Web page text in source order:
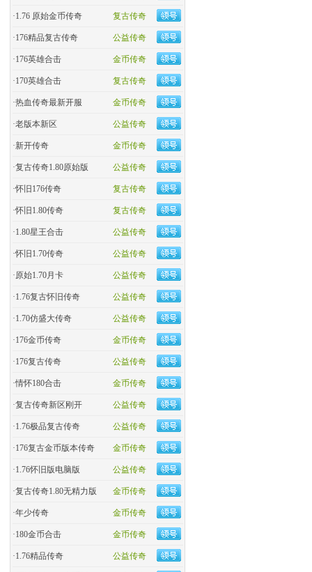
复古传奇
·1.76 原始金币传奇
公益传奇
·176精品复古传奇
金币传奇
·176英雄合击
复古传奇
·170英雄合击
金币传奇
·热血传奇最新开服
公益传奇
·老版本新区
金币传奇
·新开传奇
公益传奇
·复古传奇1.80原始版
复古传奇
·怀旧176传奇
复古传奇
·怀旧1.80传奇
公益传奇
·1.80星王合击
公益传奇
·怀旧1.70传奇
公益传奇
·原始1.70月卡
公益传奇
·1.76复古怀旧传奇
公益传奇
·1.70仿盛大传奇
金币传奇
·176金币传奇
公益传奇
·176复古传奇
金币传奇
·情怀180合击
公益传奇
·复古传奇新区刚开
公益传奇
·1.76极品复古传奇
金币传奇
·176复古金币版本传奇
公益传奇
·1.76怀旧版电脑版
金币传奇
·复古传奇1.80无精力版
金币传奇
·年少传奇
金币传奇
·180金币合击
公益传奇
·​1.76精品传奇